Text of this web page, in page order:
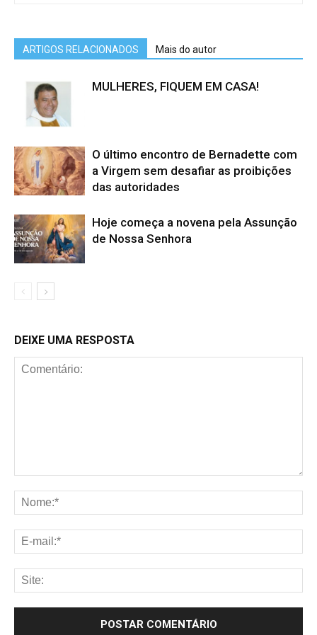
ARTIGOS RELACIONADOS Mais do autor
MULHERES, FIQUEM EM CASA!
O último encontro de Bernadette com
a Virgem sem desafiar as proibições
das autoridades
Hoje começa a novena pela Assunção
de Nossa Senhora
DEIXE UMA RESPOSTA